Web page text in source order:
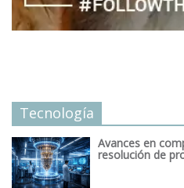
Tecnología
Avances en
resolución de